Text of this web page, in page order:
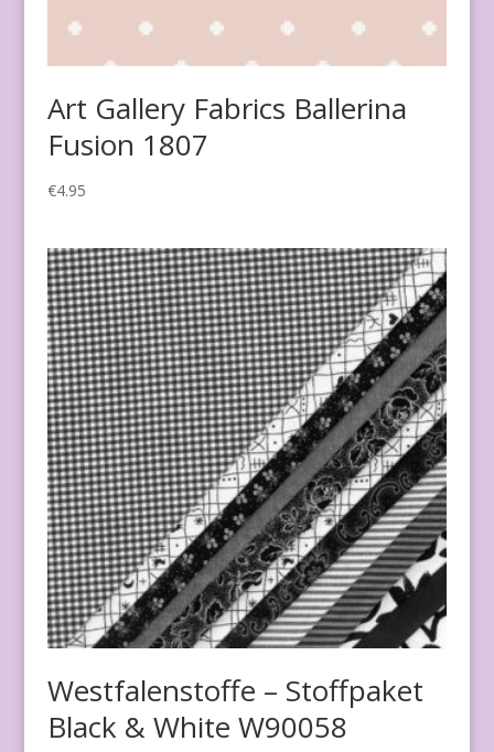
Art Gallery Fabrics Ballerina
Fusion 1807
€4.95
Westfalenstoffe – Stoffpaket
Black & White W90058